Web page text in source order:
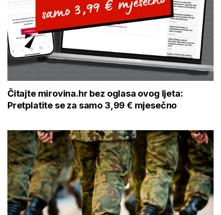
Čitajte mirovina.hr bez oglasa ovog ljeta:
Pretplatite se za samo 3,99 € mjesečno